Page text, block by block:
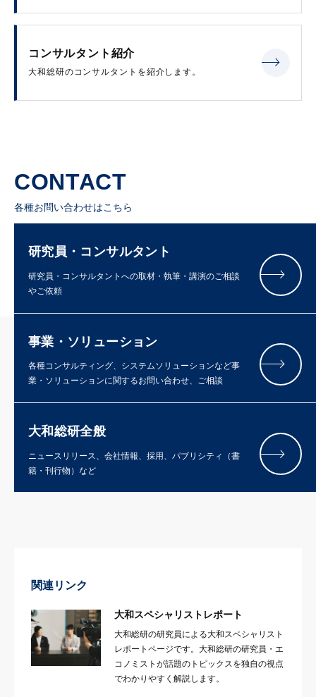
コンサルタント紹介
大和総研のコンサルタントを紹介します。
CONTACT
各種お問い合わせはこちら
研究員・コンサルタント
研究員・コンサルタントへの取材・執筆・講演のご相談
やご依頼
事業・ソリューション
各種コンサルティング、システムソリューションなど事
業・ソリューションに関するお問い合わせ、ご相談
大和総研全般
ニュースリリース、会社情報、採用、パブリシティ（書
籍・刊行物）など
関連リンク
大和スペシャリストレポート
大和総研の研究員による大和スペシャリスト
レポートページです。大和総研の研究員・エ
コノミストが話題のトピックスを独自の視点
でわかりやすく解説します。